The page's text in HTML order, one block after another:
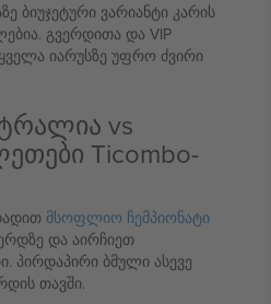
ბიუჯეტური ვარიანტი კარის
გვერდითა და VIP
იარუსზე უფრო ძვირი
vs
Ticombo-
მსოფლიო ჩემპიონატი
და აირჩიეთ
პირდაპირი ბმული ასევე
თავში.